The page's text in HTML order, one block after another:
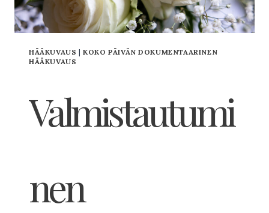
HÄÄKUVAUS |KOKO PÄIVÄN DOKUMENTAARINEN
HÄÄKUVAUS
Valmistautumi
nen